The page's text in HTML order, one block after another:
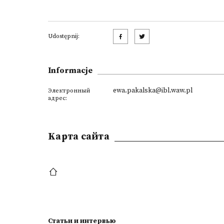
Udostępnij:
Informacje
Электронный
адрес:
ewa.pakalska@ibl.waw.pl
Kарта сайта
Статьи и интервью